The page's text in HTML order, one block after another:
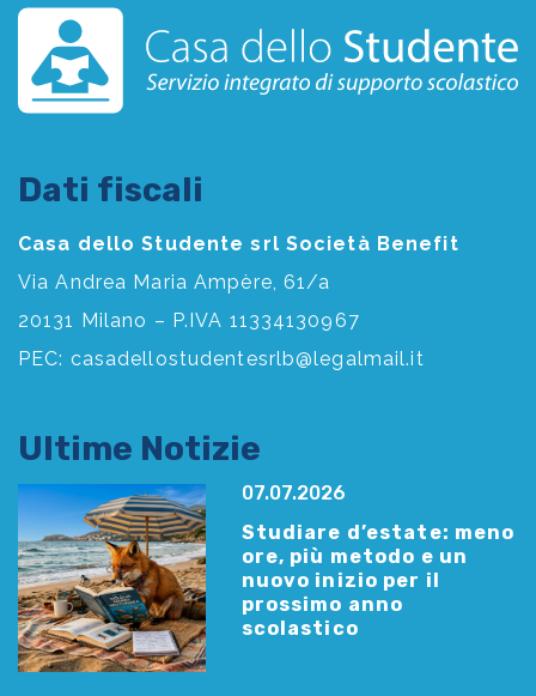
Dati fiscali
Casa dello Studente srl Società Benefit
Via Andrea Maria Ampère, 61/a
20131 Milano – P.IVA 11334130967
PEC: casadellostudentesrlb@legalmail.it
Ultime Notizie
07.07.2026
Studiare d’estate: meno
ore, più metodo e un
nuovo inizio per il
prossimo anno
scolastico